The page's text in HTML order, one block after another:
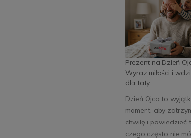
Prezent na Dzień
Wyraz miłości i
dla taty
Dzień Ojca to
moment, aby
chwilę i powiedzieć
czego często nie